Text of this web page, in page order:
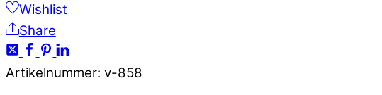
Wishlist
Share
Artikelnummer: v-858